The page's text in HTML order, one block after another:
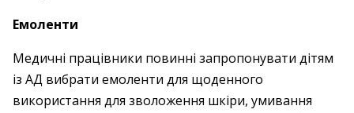
Емоленти
Медичні працівники повинні запропонувати дітям
із АД вибрати емоленти для щоденного
використання для зволоження шкіри, умивання